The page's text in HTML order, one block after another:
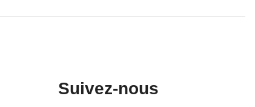
Suivez-nous